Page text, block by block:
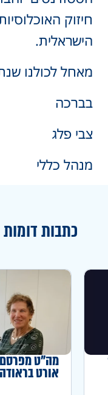
חיזוק
הישראלית.
מאחל לכולנו
בברכה
צבי פלג
מנהל כללי
כתבות דומות
מה"ט
אורט
באחוז